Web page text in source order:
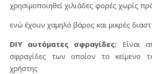
χρησιμοποιηθεί χιλιάδες φορές χωρίς
ενώ έχουν χαμηλό βάρος και μικρές
DIY αυτόματες σφραγίδες: Είναι
σφραγίδες των οποίον το κείμενο
χρήστης